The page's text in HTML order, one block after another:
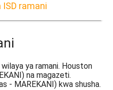
ramani
ya ramani. Houston
na magazeti.
- MAREKANI) kwa shusha.